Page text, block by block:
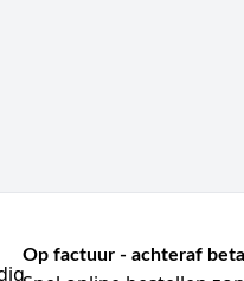
Op factuur - achteraf